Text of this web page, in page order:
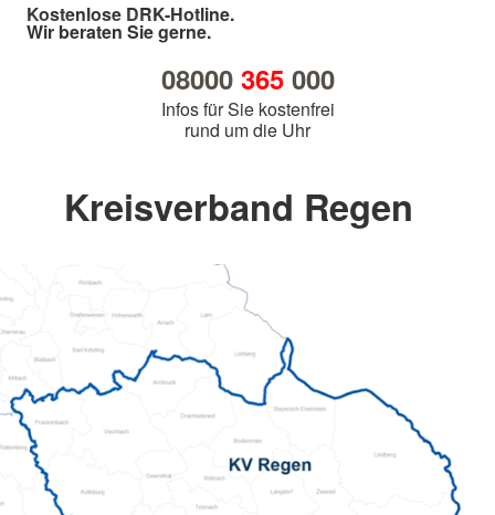
Kostenlose DRK-Hotline.
Wir beraten Sie gerne.
08000 365000
Infos für Sie kostenfrei
rund um die Uhr
Kreisverband Regen